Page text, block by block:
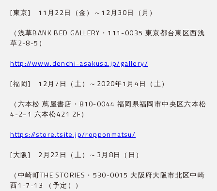
[東京]　11月22日（金）～12月30日（月）
（浅草BANK BED GALLERY・111-0035 東京都台東区西浅
草2-8-5）
http://www.denchi-asakusa.jp/gallery/
[福岡]　12月7日（土）～2020年1月4日（土）
（六本松 蔦屋書店・810-0044 福岡県福岡市中央区六本松
4-2−1 六本松421 2F）
https://store.tsite.jp/ropponmatsu/
[大阪]　2月22日（土）～3月8日（日）
（中崎町THE STORIES・530-0015 大阪府大阪市北区中崎
西1-7-13 （予定））